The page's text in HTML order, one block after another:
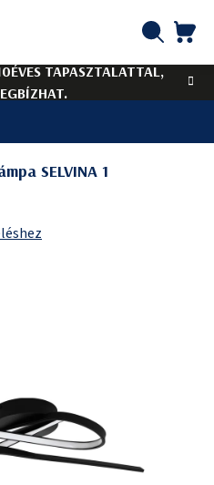
TAPASZTALATTAL,
SELVINA 1